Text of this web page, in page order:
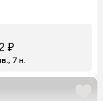
₽
7 н.